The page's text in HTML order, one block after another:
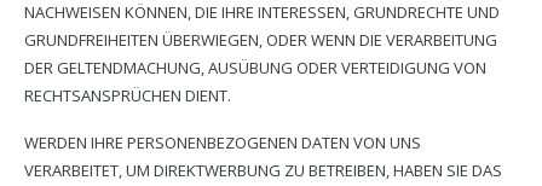
NACHWEISEN KÖNNEN, DIE IHRE INTERESSEN, GRUNDRECHTE UND
GRUNDFREIHEITEN ÜBERWIEGEN, ODER WENN DIE VERARBEITUNG
DER GELTENDMACHUNG, AUSÜBUNG ODER VERTEIDIGUNG VON
RECHTSANSPRÜCHEN DIENT.
WERDEN IHRE PERSONENBEZOGENEN DATEN VON UNS
VERARBEITET, UM DIREKTWERBUNG ZU BETREIBEN, HABEN SIE DAS